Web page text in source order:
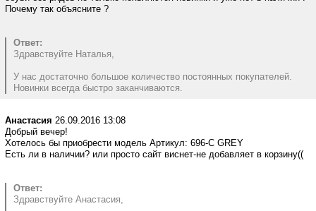
Почему так объясните ?
Ответ:
Здравствуйте Наталья,
У нас достаточно большое количество постоянных покупателей.
Новинки всегда быстро заканчиваются.
Анастасия 26.09.2016 13:08
Добрый вечер!
Хотелось бы приобрести модель Артикул: 696-C GREY
Есть ли в наличии? или просто сайт виснет-не добавляет в корзину((
Ответ:
Здравствуйте Анастасия,